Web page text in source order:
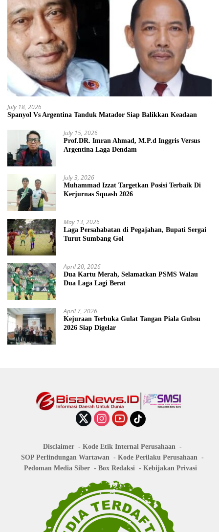
July 18, 2026
Spanyol Vs Argentina Tanduk Matador Siap Balikkan Keadaan
July 15, 2026
Prof.DR. Imran Ahmad, M.P.d Inggris Versus
Argentina Laga Dendam
July 3, 2026
Muhammad Izzat Targetkan Posisi Terbaik Di
Kerjurnas Squash 2026
May 13, 2026
Laga Persahabatan di Pegajahan, Bupati Sergai
Turut Sumbang Gol
April 20, 2026
Dua Kartu Merah, Selamatkan PSMS Walau
Dua Laga Lagi Berat
April 7, 2026
Kejuraan Terbuka Gulat Tangan Piala Gubsu
2026 Siap Digelar
Disclaimer
Kode Etik Internal Perusahaan
SOP Perlindungan Wartawan
Kode Perilaku Perusahaan
Pedoman Media Siber
Box Redaksi Kebijakan Privasi